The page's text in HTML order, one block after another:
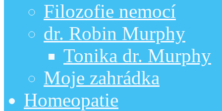
Filozofie nemocí
dr. Robin Murphy
Tonika dr. Murphy
Moje zahrádka
Homeopatie